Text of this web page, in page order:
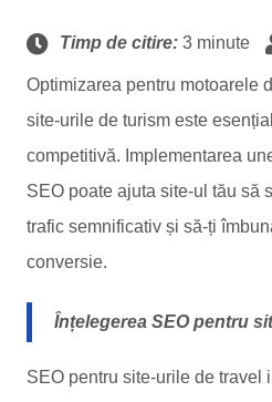
Timp de citire: 3 minute
Optimizarea pentru motoarele
site-urile de turism este
competitivă. Implementarea
SEO poate ajuta site-ul tău să
trafic semnificativ și să-ți
conversie.
Înțelegerea SEO pentru
SEO pentru site-urile de travel